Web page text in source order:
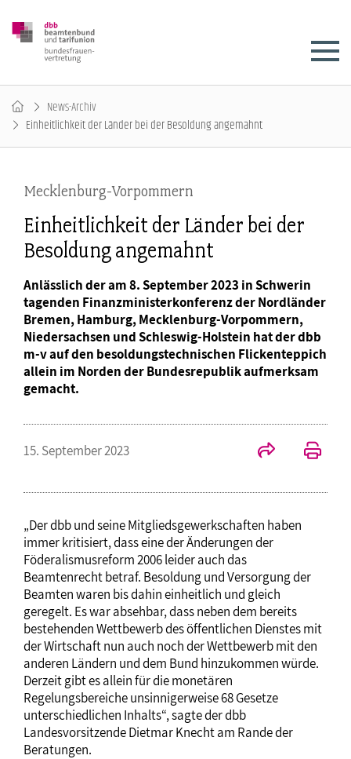
News-Archiv
Einheitlichkeit der Länder bei der Besoldung angemahnt
Mecklenburg-Vorpommern
Einheitlichkeit der Länder bei der
Besoldung angemahnt
Anlässlich der am 8. September 2023 in Schwerin
tagenden Finanzministerkonferenz der Nordländer
Bremen, Hamburg, Mecklenburg-Vorpommern,
Niedersachsen und Schleswig-Holstein hat der dbb
m-v auf den besoldungstechnischen Flickenteppich
allein im Norden der Bundesrepublik aufmerksam
gemacht.
15. September 2023
„Der dbb und seine Mitgliedsgewerkschaften haben
immer kritisiert, dass eine der Änderungen der
Föderalismusreform 2006 leider auch das
Beamtenrecht betraf. Besoldung und Versorgung der
Beamten waren bis dahin einheitlich und gleich
geregelt. Es war absehbar, dass neben dem bereits
bestehenden Wettbewerb des öffentlichen Dienstes mit
der Wirtschaft nun auch noch der Wettbewerb mit den
anderen Ländern und dem Bund hinzukommen würde.
Derzeit gibt es allein für die monetären
Regelungsbereiche unsinnigerweise 68 Gesetze
unterschiedlichen Inhalts“, sagte der dbb
Landesvorsitzende Dietmar Knecht am Rande der
Beratungen.